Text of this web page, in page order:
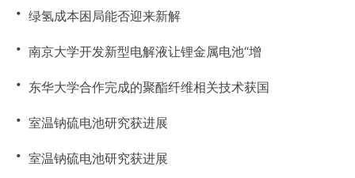
・ 绿氢成本困局能否迎来新解
・ 南京大学开发新型电解液让锂金属电池“增
・ 东华大学合作完成的聚酯纤维相关技术获国
・ 室温钠硫电池研究获进展
・ 室温钠硫电池研究获进展